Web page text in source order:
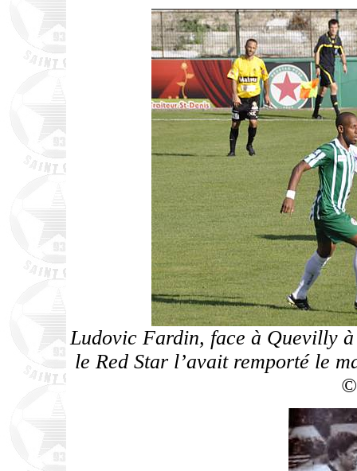
Ludovic Fardin, face à Quevilly
le Red Star l’avait remporté le
©